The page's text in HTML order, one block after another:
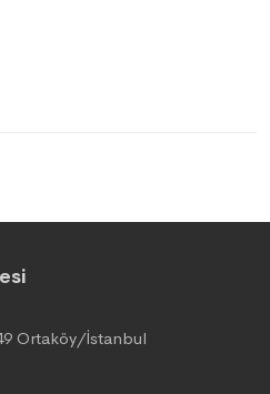
Ortaköy/İstanbul